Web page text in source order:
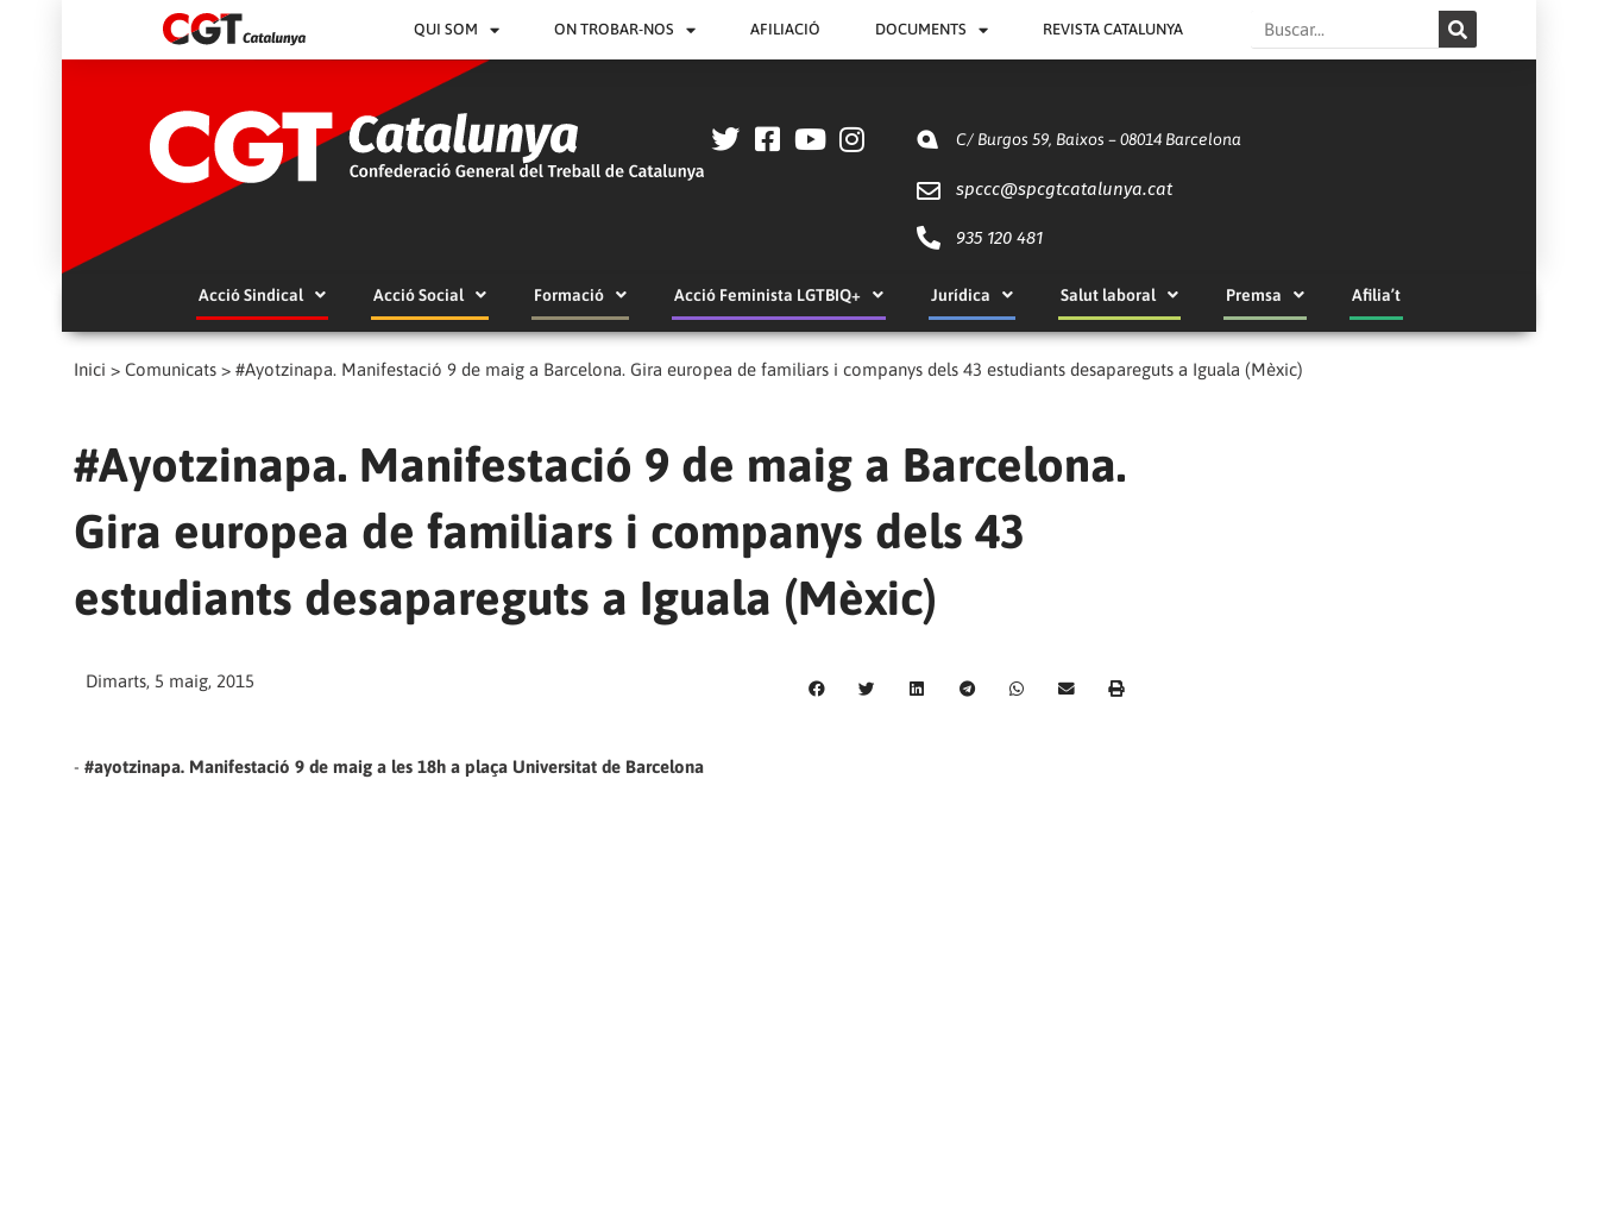
QUI SOM ON TROBAR-NOS AFILIACIÓ DOCUMENTS REVISTA CATALUNYA Search
C/ Burgos 59, Baixos – 08014 Barcelona
spccc@spcgtcatalunya.cat
935 120 481
Acció Sindical Acció Social Formació Acció Feminista LGTBIQ+ Jurídica Salut laboral Premsa Afilia’t
Inici > Comunicats > #Ayotzinapa. Manifestació 9 de maig a Barcelona. Gira europea de familiars i companys dels 43 estudiants desapareguts a Iguala (Mèxic)
#Ayotzinapa. Manifestació 9 de maig a Barcelona.
Gira europea de familiars i companys dels 43
estudiants desapareguts a Iguala (Mèxic)
Dimarts, 5 maig, 2015
- #ayotzinapa. Manifestació 9 de maig a les 18h a plaça Universitat de Barcelona